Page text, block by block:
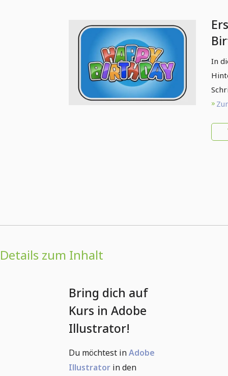
In
Details zum Inhalt
Bring dich auf
Kurs in Adobe
Illustrator!
Du möchtest inAdobe
Illustrator in den